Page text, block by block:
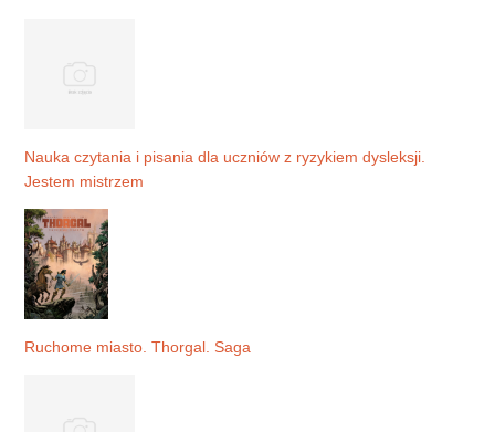
Nauka czytania i pisania dla uczniów z ryzykiem dysleksji.
Jestem mistrzem
Ruchome miasto. Thorgal. Saga